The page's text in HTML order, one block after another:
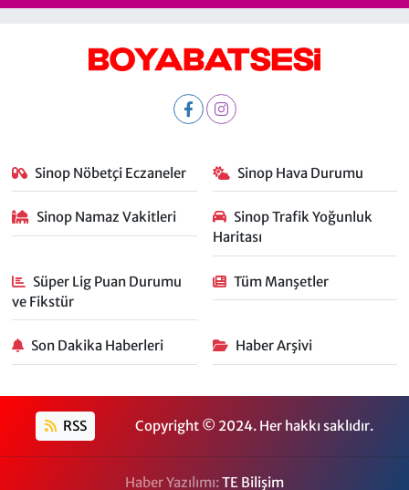
Sinop Nöbetçi Eczaneler Sinop Hava Durumu
Sinop Namaz Vakitleri
Sinop Trafik Yoğunluk
Haritası
Süper Lig Puan Durumu
ve Fikstür
Tüm Manşetler
Son Dakika Haberleri Haber Arşivi
RSS Copyright © 2024. Her hakkı saklıdır.
Haber Yazılımı:TE Bilişim